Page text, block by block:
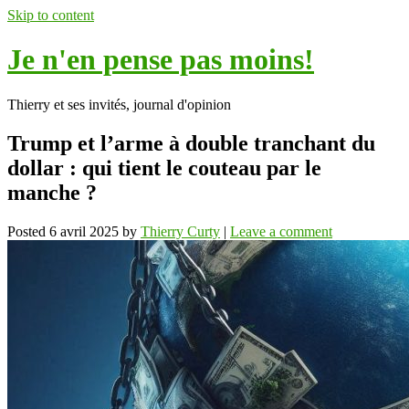
Skip to content
Je n'en pense pas moins!
Thierry et ses invités, journal d'opinion
Trump et l’arme à double tranchant du
dollar : qui tient le couteau par le
manche ?
Posted 6 avril 2025 by Thierry Curty | Leave a comment